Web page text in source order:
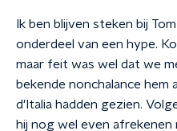
Ik ben blijven steken bij
onderdeel van een hype.
maar feit was wel dat we
bekende nonchalance hem
d'Italia hadden gezien.
hij nog wel even afrekenen